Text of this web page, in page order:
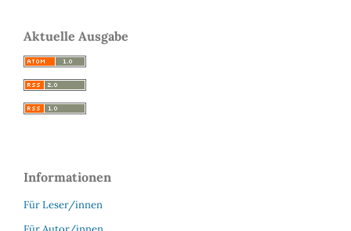
Aktuelle Ausgabe
Informationen
Für Leser/innen